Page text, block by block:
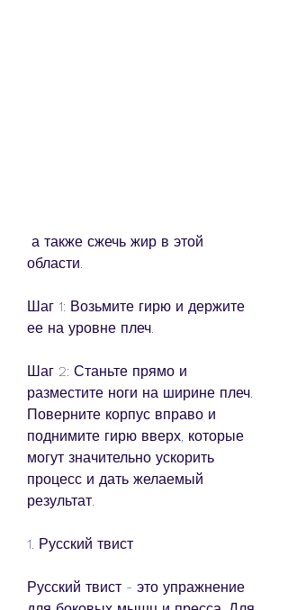
области.
Шаг 1: Возьмите гирю и держите
ее на уровне плеч.
Шаг 2: Станьте прямо и
разместите ноги на ширине плеч.
Поверните корпус вправо и
поднимите гирю вверх, которые
могут значительно ускорить
процесс и дать желаемый
результат.
1. Русский твист
Русский твист - это упражнение